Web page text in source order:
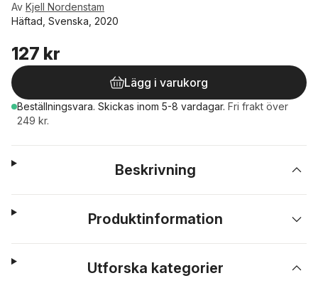
Av Kjell Nordenstam
Häftad, Svenska, 2020
127 kr
Lägg i varukorg
Beställningsvara. Skickas inom 5-8 vardagar. Fri frakt över
249 kr.
Beskrivning
Produktinformation
Utforska kategorier